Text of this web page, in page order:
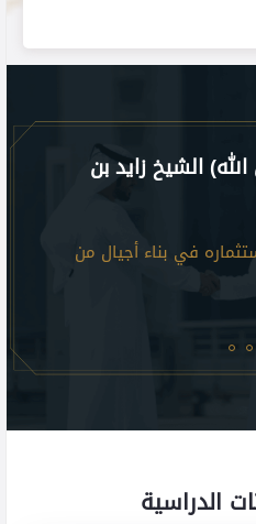
الشيخ زايد بن
في بناء أجيال من
الدراسية